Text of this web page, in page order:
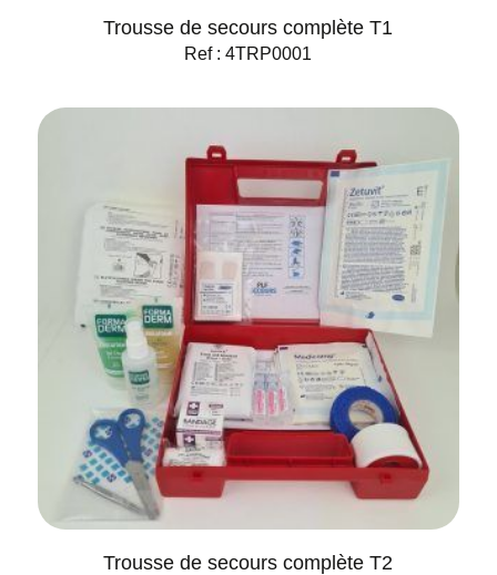
Trousse de secours complète T1
Ref : 4TRP0001
Trousse de secours complète T2